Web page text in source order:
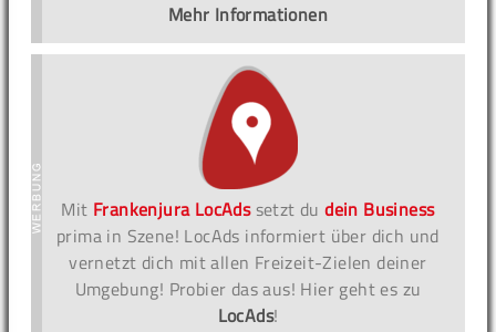
Mehr Informationen
Mit Frankenjura LocAdssetzt dudein Business
prima in Szene! LocAds informiert über dich und
vernetzt dich mit allen Freizeit-Zielen deiner
Umgebung! Probier das aus! Hier geht es zu
LocAds!